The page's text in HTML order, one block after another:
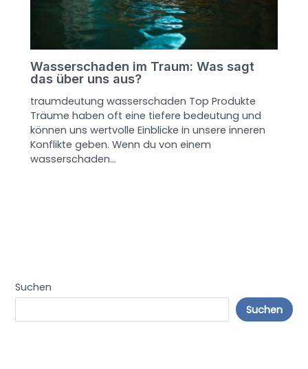
Wasserschaden im Traum: Was sagt
das über uns aus?
traumdeutung wasserschaden Top Produkte
Träume haben oft eine tiefere bedeutung und
können uns wertvolle Einblicke in unsere inneren
Konflikte geben. Wenn du von einem
wasserschaden…
Suchen
Suchen